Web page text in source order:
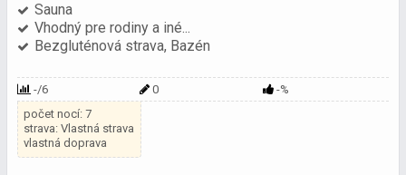
Sauna
Vhodný pre rodiny a iné...
Bezgluténová strava, Bazén
-/6 0
-%
počet nocí: 7
strava: Vlastná strava
vlastná doprava